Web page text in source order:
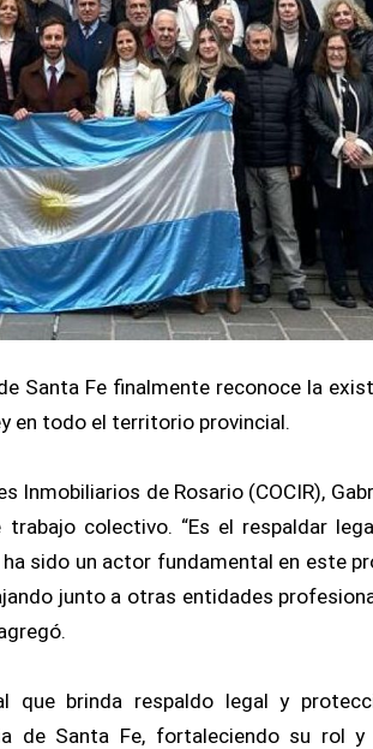
Santa Fe finalmente reconoce la
en todo el territorio provincial.
Inmobiliarios de Rosario (COCIR),
colectivo. “Es el respaldar
sido un actor fundamental en este
junto a otras entidades
que brinda respaldo legal y
de Santa Fe, fortaleciendo su rol y